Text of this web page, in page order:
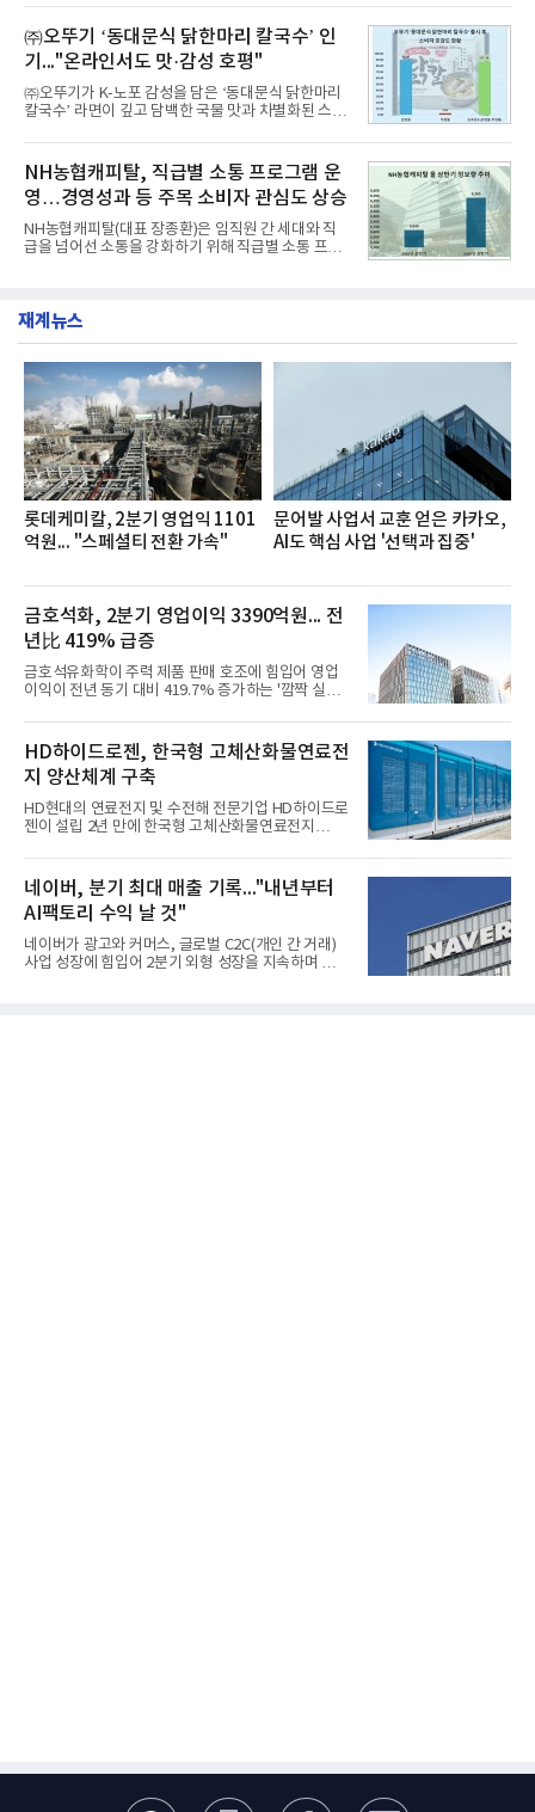
수력원자력, 한국석
떼는 6년 만에 선보이는 8세대 완전변경 모델로, ▲정
교한 선과 면을 중심으로 완성한 파격적인 디자인 ▲
과거 중형 세단 수준으로 확대된 차체 제원 ▲글로벌
최고 수준의 안전성 ▲성능과 효율을 동시에 높인 주
행 완성도 ▲첨단 편의 및 디지털 사양 적용 등을 통해
글로벌 준중형 세단의 새로운 기준을 세웠다.아반떼
는 가솔린 2.0과 1.6 하이브리드 두 가지 파워트레인
넘
㈜오뚜기 ‘동대문식 닭한마리 칼국수’ 인
기..."온라인서도 맛·감성 호평"
㈜오뚜기가 K-노포 감성을 담은 ‘동대문식 닭한마리
칼국수’ 라면이 깊고 담백한 국물 맛과 차별화된 스토
혔다.‘동대문식 닭한마리 칼국수’는 예상을 뛰어넘는
소비자 호응에 힘입어 지난 7월 13일 첫 선을 보인 지
단 18일 만에 누적 판매량 50만 개를 돌파하는 성과를
거두었다.이번 신제품은 개발진이 전국의 닭한마리
전문점을 직접 찾아 다니며 최적의 육수 비율을 완성
했다. 자극적이지 않으면서도 깊은 닭육수에 마늘의
개운한 풍미를 더했으며, 국물이 잘 배어들면서도 쫄
서도
NH농협캐피탈, 직급별 소통 프로그램 운
영…경영성과 등 주목 소비자 관심도 상승
NH농협캐피탈(대표 장종환)은 임직원 간 세대와 직
급을 넘어선 소통을 강화하기 위해 직급별 소통 프로
영지원부 홍보팀과 2026년 새로이(e)＊가 공동 주관
쳐 진행됐다.참고로 새로이(e)는 NH농협캐피탈 MZ
세대들로(과장~계장) 구성된 자율 참여조직으로, 조
직문화 혁신과 업무 효율성 향상을 위한 다양한 활동
을 추진하며,새로운 변화와 이로운 영향력을 조직전
반에 전파하는 역할
재계뉴스
롯데케미칼, 2분기 영업익 1101
억원... "스페셜티 전환 가속"
문어발 사업서 교훈 얻은 카카오,
AI도 핵심 사업 '선택과 집중'
금호석화, 2분기 영업이익 3390억원... 전
년比 419% 급증
금호석유화학이 주력 제품 판매 호조에 힘입어 영업
이익이 전년 동기 대비 419.7% 증가하는 '깜짝 실
업이익이 3390억원으로 지난해 동기보다 419.7% 증
가한 것으로 잠정 집계됐다고 7일 공시했다.매출은 2
조2682억원으로 지난해 동기 대비 27.9% 증가했다.
순이익은 3004억원으로 420.4% 늘었다.이번 호실적
은 주력 제품인 NB라텍스와 합성수지 판매 호조가 견
인한 것으로 풀이된다. 미국의 중국산 의료용 고무장
갑 관세 인상 이후 동남아 장갑업체의 가동률이 높아
성이 개선됐다.금호석유
HD하이드로젠, 한국형 고체산화물연료전
지 양산체계 구축
HD현대의 연료전지 및 수전해 전문기업 HD하이드로
젠이 설립 2년 만에 한국형 고체산화물연료전지
본격적인 시장 공략에 나선다.HD하이드로젠은 최근
한국전기안전공사(KESCO)로부터 SOFC 발전설비
‘HD250’과 ‘HD300’, 제조시설에 대한 사용전검사를
완료하고 제품 양산체계 구축했다고 밝혔다.HD250
과 HD300은 각각 249kW급과 285kW급의 중소형 발
전용 SOFC 제품이다. 이번 검사를 통해 HD하이드로
젠은 제품과 제조시설의 전기설비 안전성과 적합성을
네이버, 분기 최대 매출 기록..."내년부터
AI팩토리 수익 날 것"
네이버가 광고와 커머스, 글로벌 C2C(개인 간 거래)
사업 성장에 힘입어 2분기 외형 성장을 지속하며 역대